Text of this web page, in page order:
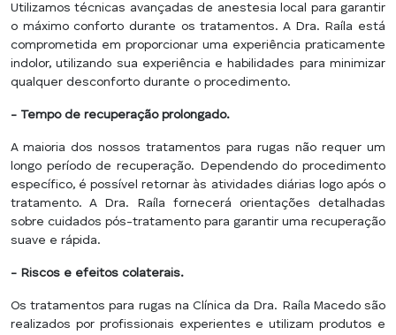
Utilizamos técnicas avançadas de anestesia local para garantir
o máximo conforto durante os tratamentos. A Dra. Raíla está
comprometida em proporcionar uma experiência praticamente
indolor, utilizando sua experiência e habilidades para minimizar
qualquer desconforto durante o procedimento.
- Tempo de recuperação prolongado.
A maioria dos nossos tratamentos para rugas não requer um
longo período de recuperação. Dependendo do procedimento
específico, é possível retornar às atividades diárias logo após o
tratamento. A Dra. Raíla fornecerá orientações detalhadas
sobre cuidados pós-tratamento para garantir uma recuperação
suave e rápida.
- Riscos e efeitos colaterais.
Os tratamentos para rugas na Clínica da Dra. Raíla Macedo são
realizados por profissionais experientes e utilizam produtos e